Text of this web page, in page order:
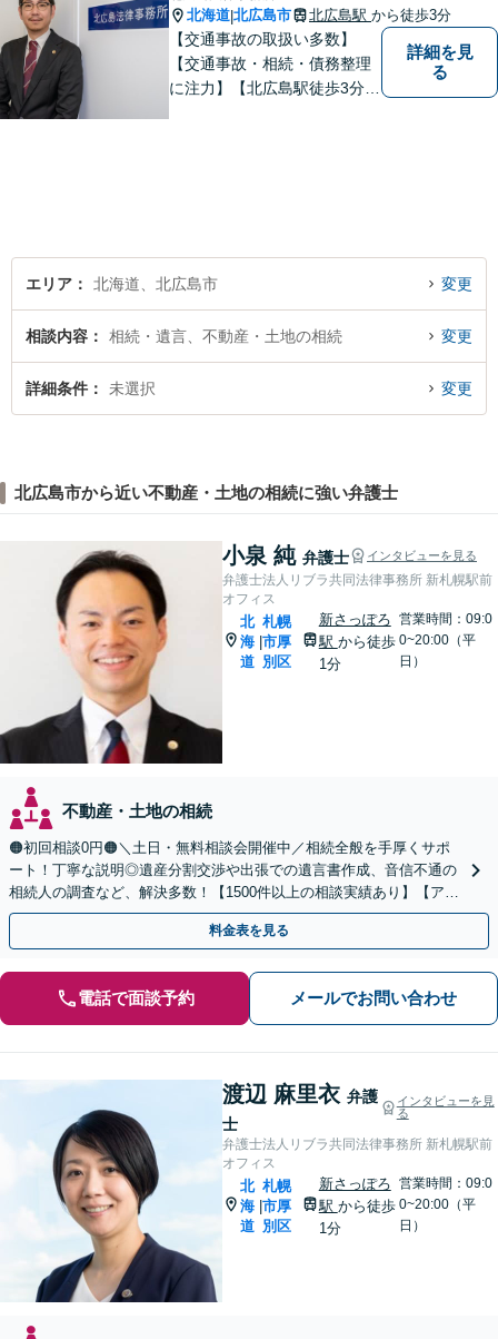
北海道|北広島市 北広島駅 から徒歩3分
【交通事故の取扱い多数】
【交通事故・相続・債務整理
に注力】【北広島駅徒歩3分】
にご連絡ください。
詳細を見
る
エリア 北海道、北広島市 変更
相談内容 相続・遺言、不動産・土地の相続 変更
詳細条件 未選択 変更
北広島市から近い不動産・土地の相続に強い弁護士
小泉 純 弁護士 インタビューを見る
弁護士法人リブラ共同法律事務所 新札幌駅前
オフィス
北
海
道
|
札幌
市厚
別区
新さっぽろ
駅 から徒歩
1分
営業時間：09:0
0~20:00（平
日）
不動産・土地の相続
🟠初回相談0円🟠＼土日・無料相談会開催中／相続全般を手厚くサポ
ート！丁寧な説明◎遺産分割交渉や出張での遺言書作成、音信不通の
相続人の調査など、解決多数！【1500件以上の相談実績あり】【アク
セス良好】【分かりやすい料金体系】
料金表を見る
電話で面談予約 メールでお問い合わせ
渡辺 麻里衣 弁護
士
インタビューを見
る
弁護士法人リブラ共同法律事務所 新札幌駅前
オフィス
北
海
道
|
札幌
市厚
別区
新さっぽろ
駅 から徒歩
1分
営業時間：09:0
0~20:00（平
日）